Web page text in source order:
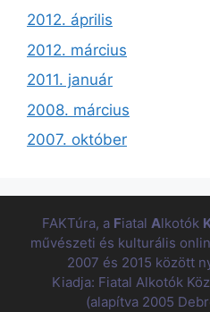
2012. április
2012. március
2011. január
2008. március
2007. október
FAKTúra, a Fiatal Alkotók
művészeti és kulturális
2007 és 2015 között
Kiadja: Fiatal Alkotók
(alapítva 2005